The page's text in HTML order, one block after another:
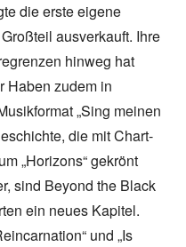
die erste eigene
ausverkauft. Ihre
hinweg hat
Haben zudem in
„Sing meinen
die mit Chart-
„Horizons“ gekrönt
sind Beyond the Black
ein neues Kapitel.
und „Is